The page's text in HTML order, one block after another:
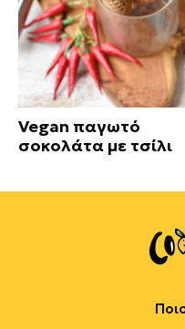
Vegan παγωτό
σοκολάτα με τσίλι